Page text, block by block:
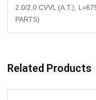
2.0/2.0 CVVL (A.T.),
PARTS)
Related Products